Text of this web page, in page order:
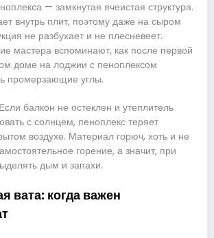
— замкнутая ячеистая структура.
внутрь плит, поэтому даже на сыром
не разбухает и не плесневеет.
мастера вспоминают, как после первой
доме на лоджии с пеноплексом
промерзающие углы.
балкон не остеклен и утеплитель
с солнцем, пеноплекс теряет
воздухе. Материал горюч, хоть и не
горение, а значит, при
дым и запахи.
вата: когда важен